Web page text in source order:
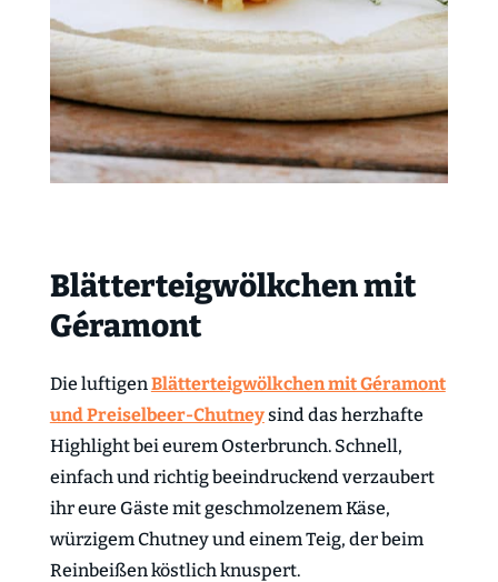
Blätterteigwölkchen mit
Géramont
Die luftigen Blätterteigwölkchen mit Géramont
und Preiselbeer-Chutneysind das herzhafte
Highlight bei eurem Osterbrunch. Schnell,
einfach und richtig beeindruckend verzaubert
ihr eure Gäste mit geschmolzenem Käse,
würzigem Chutney und einem Teig, der beim
Reinbeißen köstlich knuspert.